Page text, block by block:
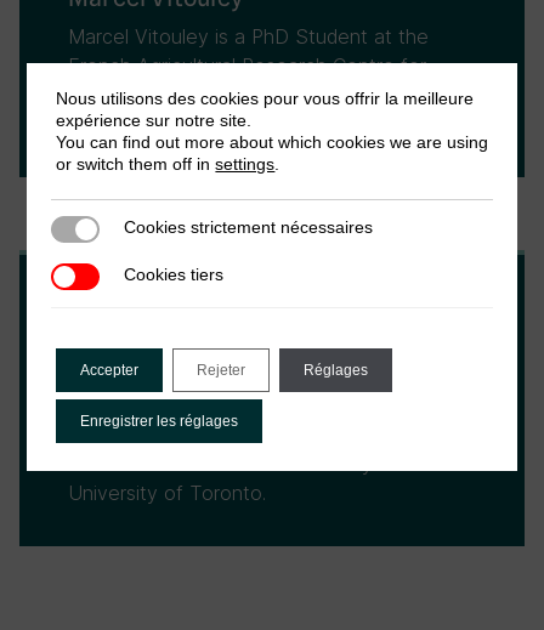
Marcel Vitouley is a PhD Student at the
French Agricultural Research Centre for
International Development (CIRAD) in
Montpellier, France.
Nicolas Orgeira is a a Doctoral Fellow with
the Local Government Initiative (LoGRI), an
initiative of ICTD based at the Munk School
University of Toronto.
Nous utilisons des cookies pour vous offrir la meilleure
expérience sur notre site.
You can find out more about which cookies we are using
or switch them off insettings
Cookies strictement nécessaires
Cookies strictement nécessaires
Cookies tiersCookies tiers
Accepter Rejeter Réglages
Enregistrer les réglages